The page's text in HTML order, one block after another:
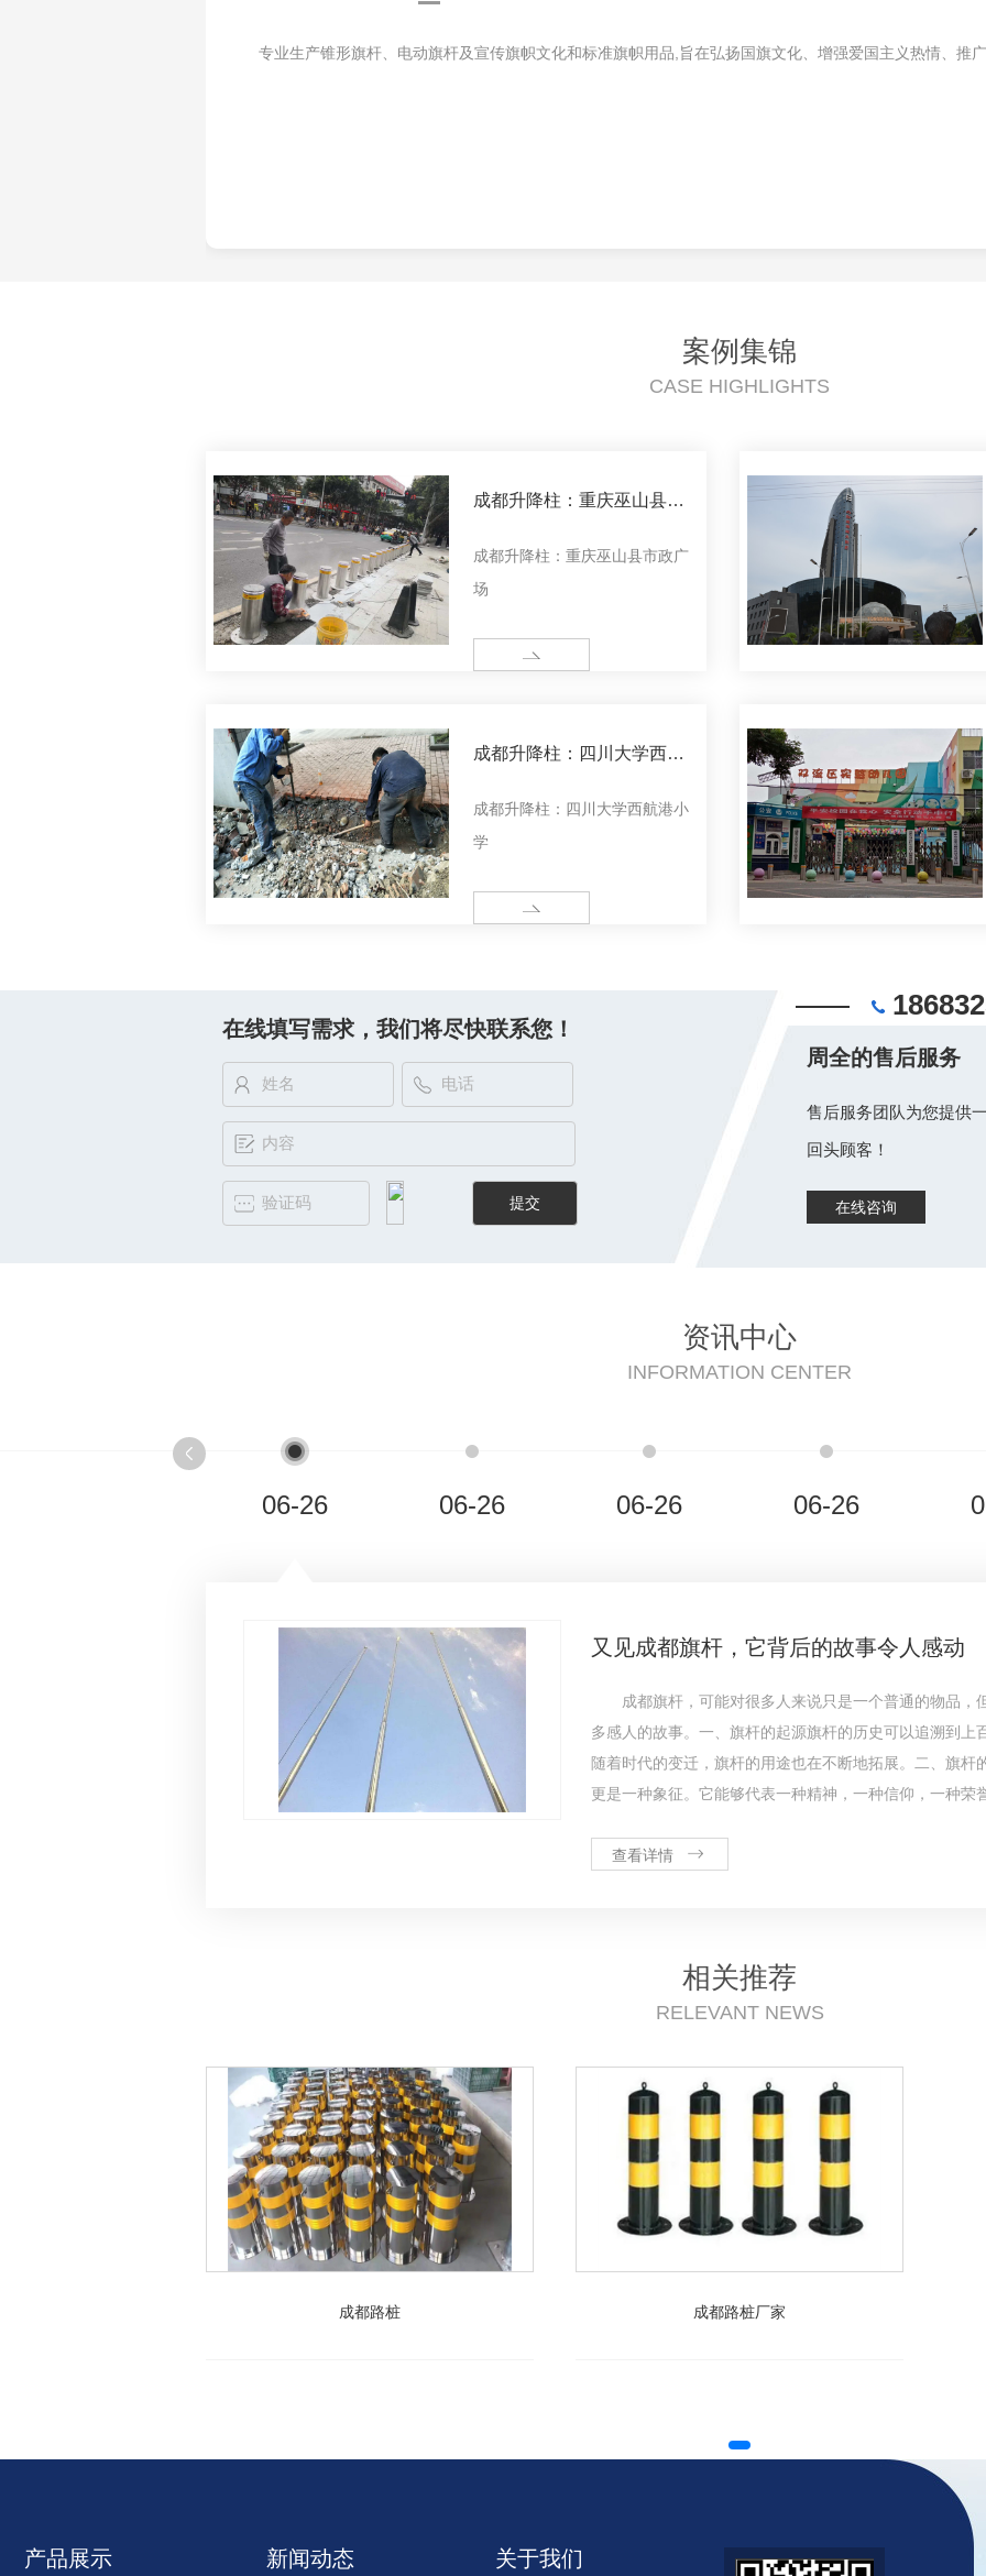
专业生产锥形旗杆、电动旗杆及宣传旗帜文化和标准旗帜用品,旨在弘扬国旗文化、增强爱国主义热情、推
案例集锦
CASE HIGHLIGHTS
成都升降柱：重庆巫山县市
成都升降柱：重庆巫山县市政广
场
成都升降柱：四川大学西航
成都升降柱：四川大学西航港小
学
在线填写需求，我们将尽快联系您！
周全的售后服务
售后服务团队为您提供
回头顾客！
在线咨询
资讯中心
INFORMATION CENTER
06-26 06-26 06-26 06-26
又见成都旗杆，它背后的故事令人感动
成都旗杆，可能对很多人来说只是一个普通的物品，
多感人的故事。一、旗杆的起源旗杆的历史可以追溯到上
随着时代的变迁，旗杆的用途也在不断地拓展。二、旗杆
更是一种象征。它能够代表一种精神，一种信仰，一种荣
查看详情
相关推荐
RELEVANT NEWS
成都路桩 成都路桩厂家
产品展示 新闻动态 关于我们